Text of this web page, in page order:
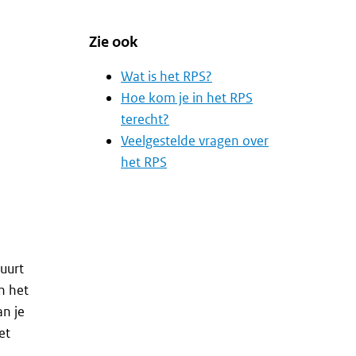
het
je
Zie ook
Wat is het RPS?
Hoe kom je in het RPS
terecht?
Veelgestelde vragen over
het RPS